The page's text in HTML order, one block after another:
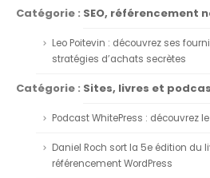
Catégorie : SEO, référencement
Leo Poitevin : découvrez ses
stratégies d’achats secrètes
Catégorie : Sites, livres et
Podcast WhitePress : découvrez
Daniel Roch sort la 5e édition du
référencement WordPress